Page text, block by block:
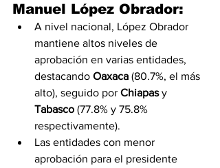
Manuel López Obrador:
A nivel nacional, López Obrador
mantiene altos niveles de
aprobación en varias entidades,
destacando Oaxaca (80.7%, el más
alto), seguido por Chiapas y
Tabasco (77.8% y 75.8%
respectivamente).
Las entidades con menor
aprobación para el presidente